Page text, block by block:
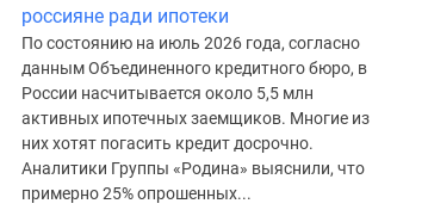
россияне ради ипотеки
По состоянию на июль 2026 года, согласно
данным Объединенного кредитного бюро, в
России насчитывается около 5,5 млн
активных ипотечных заемщиков. Многие из
них хотят погасить кредит досрочно.
Аналитики Группы «Родина» выяснили, что
примерно 25% опрошенных...